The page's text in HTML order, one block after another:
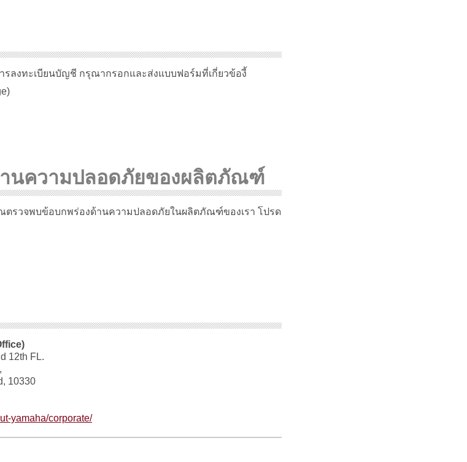
รลงทะเบียนบัญชี กรุณากรอกและส่งแบบฟอร์มที่เกี่ยวข้องี้
านความปลอดภัยของผลิตภัณฑ์
รวจพบข้อบกพร่องด้านความปลอดภัยในผลิตภัณฑ์ของเรา โปรด
12th FL.
10330
yamaha/corporate/